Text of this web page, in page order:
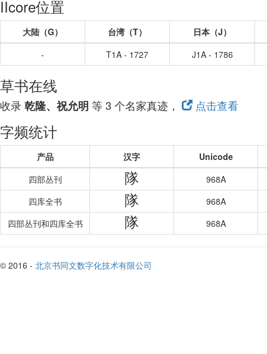
IIcore位置
大陆（G） 台湾（T）
日本（J）
-
T1A - 1727 J1A - 1786
草书在线
收录乾隆、祝允明 等 3 个名家真迹， 点击查看
字频统计
产品 汉字
Unicode
四部丛刊
隊
968A
四库全书
隊
968A
四部丛刊和四库全书
隊 968A
© 2016 - 北京书同文数字化技术有限公司